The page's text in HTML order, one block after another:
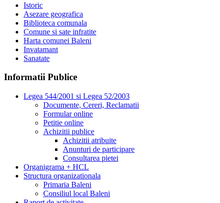
Istoric
Asezare geografica
Biblioteca comunala
Comune si sate infratite
Harta comunei Baleni
Invatamant
Sanatate
Informatii Publice
Legea 544/2001 si Legea 52/2003
Documente, Cereri, Reclamatii
Formular online
Petitie online
Achizitii publice
Achizitii atribuite
Anunturi de participare
Consultarea pietei
Organigrama + HCL
Structura organizationala
Primaria Baleni
Consiliul local Baleni